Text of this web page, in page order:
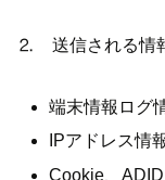
⒉ 送信される情
端末情報ログ
IPアドレス情
Cookie、